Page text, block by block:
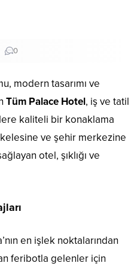
0
modern tasarımı ve
Tüm Palace Hotel, iş ve tatil
kaliteli bir konaklama
ve şehir merkezine
otel, şıklığı ve
en işlek noktalarından
feribotla gelenler için